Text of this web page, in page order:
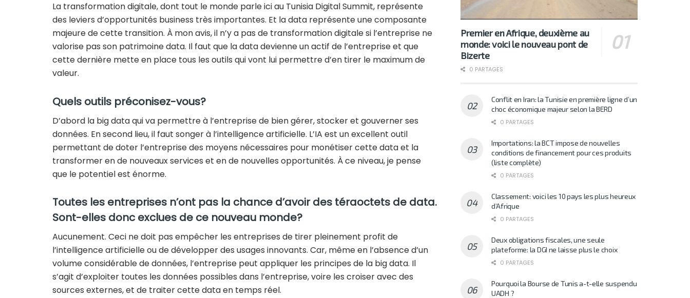
La transformation digitale, dont tout le monde parle ici au Tunisia Digital Summit, représente
des leviers d’opportunités business très importantes. Et la data représente une composante
majeure de cette transition. À mon avis, il n’y a pas de transformation digitale si l’entreprise ne
valorise pas son patrimoine data. Il faut que la data devienne un actif de l’entreprise et que
cette dernière mette en place tous les outils qui vont lui permettre d’en tirer le maximum de
valeur.
Quels outils préconisez-vous?
D’abord la big data qui va permettre à l’entreprise de bien gérer, stocker et gouverner ses
données. En second lieu, il faut songer à l’intelligence artificielle. L’IA est un excellent outil
permettant de doter l’entreprise des moyens nécessaires pour monétiser cette data et la
transformer en de nouveaux services et en de nouvelles opportunités. À ce niveau, je pense
que le potentiel est énorme.
Toutes les entreprises n’ont pas la chance d’avoir des téraoctets de data.
Sont-elles donc exclues de ce nouveau monde?
Aucunement. Ceci ne doit pas empêcher les entreprises de tirer pleinement profit de
l’intelligence artificielle ou de développer des usages innovants. Car, même en l’absence d’un
volume considérable de données, l’entreprise peut appliquer les principes de la big data. Il
s’agit d’exploiter toutes les données possibles dans l’entreprise, voire les croiser avec des
sources externes, et de traiter cette data en temps réel.
Premier en Afrique, deuxième au
monde: voici le nouveau pont de
Bizerte
0 PARTAGES
Conflit en Iran: la Tunisie en première ligne d’un
choc économique majeur selon la BERD
0 PARTAGES
Importations: la BCT impose de nouvelles
conditions de financement pour ces produits
(liste complète)
0 PARTAGES
Classement: voici les 10 pays les plus heureux
d’Afrique
0 PARTAGES
Deux obligations fiscales, une seule
plateforme: la DGI ne laisse plus le choix
0 PARTAGES
Pourquoi la Bourse de Tunis a-t-elle suspendu
UADH ?